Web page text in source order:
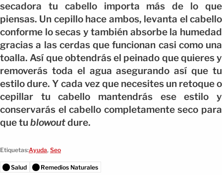
secadora tu cabello importa más de lo que
piensas. Un cepillo hace ambos, levanta el cabello
conforme lo secas y también absorbe la humedad
gracias a las cerdas que funcionan casi como una
toalla. Así que obtendrás el peinado que quieres y
removerás toda el agua asegurando así que tu
estilo dure. Y cada vez que necesites un retoque o
cepillar tu cabello mantendrás ese estilo y
conservarás el cabello completamente seco para
que tu blowoutdure.
Etiquetas:Ayuda, Seo
Salud Remedios Naturales